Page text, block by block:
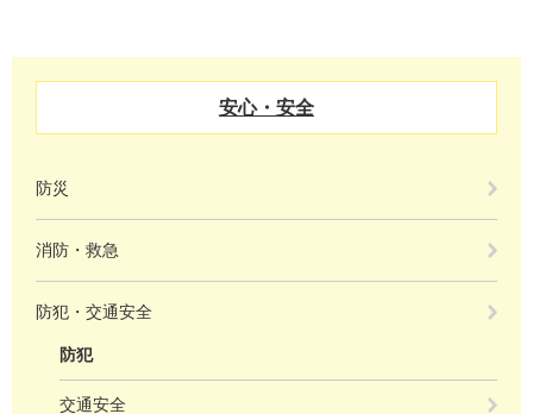
安心・安全
防災
消防・救急
防犯・交通安全
防犯
交通安全